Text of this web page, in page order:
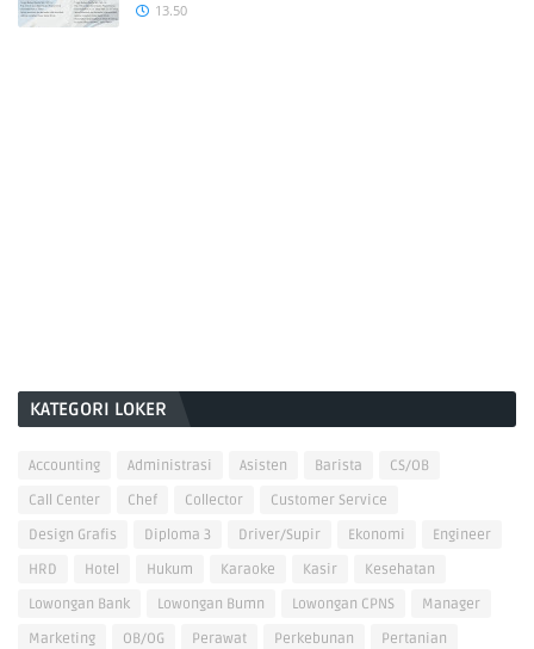
13.50
KATEGORI LOKER
Accounting Administrasi Asisten Barista
CS/OB
Call Center
Chef Collector
Customer Service
Design Grafis
Diploma 3 Driver/Supir Ekonomi
Engineer
HRD
Hotel Hukum Karaoke Kasir
Kesehatan
Lowongan Bank
Lowongan Bumn Lowongan CPNS
Manager
Marketing
OB/OG Perawat Perkebunan
Pertanian